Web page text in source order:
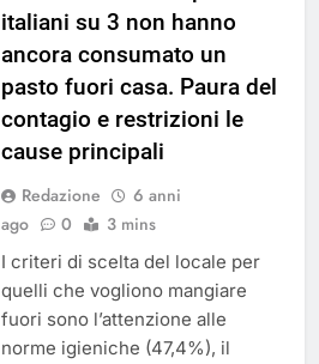
italiani su 3 non hanno
ancora consumato un
pasto fuori casa. Paura del
contagio e restrizioni le
cause principali
Redazione
6 anni
ago
0 3 mins
I criteri di scelta del locale per
quelli che vogliono mangiare
fuori sono l’attenzione alle
norme igieniche (47,4%), il